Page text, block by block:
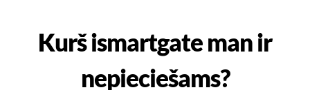
Kurš ismartgate man ir
nepieciešams?